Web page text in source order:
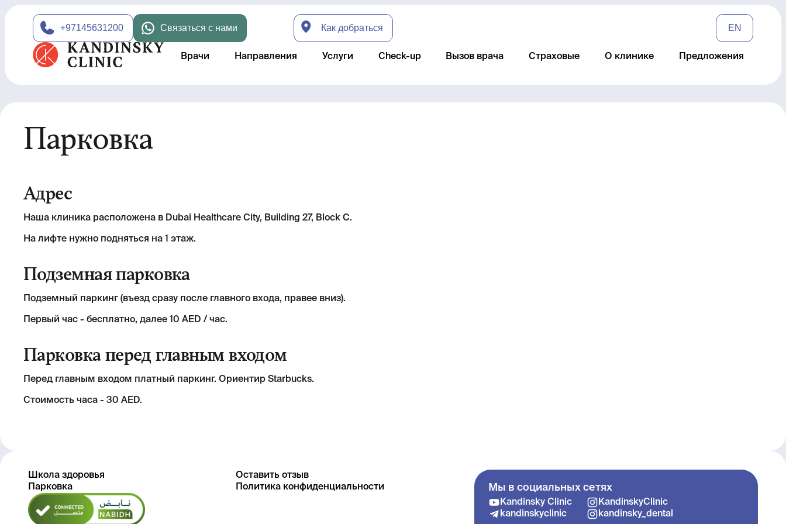
+97145631200 Связаться с нами Как добраться EN
Врачи Направления Услуги Check-up Вызов врача Страховые О клинике Предложения
Парковка
Адрес
Наша клиника расположена в Dubai Healthcare City, Building 27, Block C.
На лифте нужно подняться на 1 этаж.
Подземная парковка
Подземный паркинг (въезд сразу после главного входа, правее вниз).
Первый час - бесплатно, далее 10 AED / час.
Парковка перед главным входом
Перед главным входом платный паркинг. Ориентир Starbucks.
Cтоимость часа - 30 AED.
Школа здоровья
Парковка
Оставить отзыв
Политика конфиденциальности
Мы в социальных сетях
Kandinsky Clinic
KandinskyClinic
kandinskyclinic
kandinsky_dental